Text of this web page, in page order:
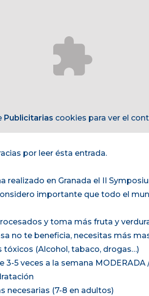
Publicitarias cookies para ver el
por leer ésta entrada.
realizado en Granada el II
importante que todo el
y toma más fruta y
no te beneficia, necesitas más
tóxicos (Alcohol, tabaco, drogas…)
3-5 veces a la semana MODERADA
necesarias (7-8 en adultos)